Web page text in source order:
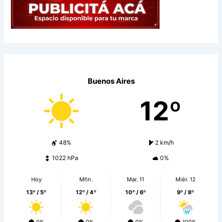
Buenos Aires
12º
48% 2 km/h
1022 hPa 0%
Hoy
13º / 5º
Mñn.
12º / 4º
Mar. 11
10º / 6º
Miér. 12
9º / 8º